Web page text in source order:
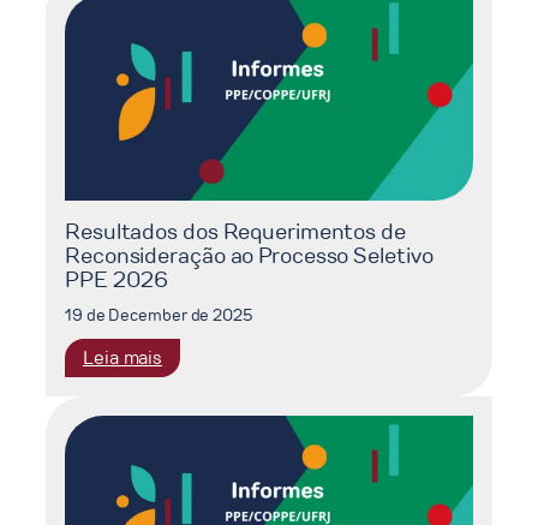
Seletivo
2026
Resultados dos Requerimentos de
Reconsideração ao Processo Seletivo
PPE 2026
19 de December de 2025
Leia mais
Resultados
dos
Requerimentos
Reconsideração